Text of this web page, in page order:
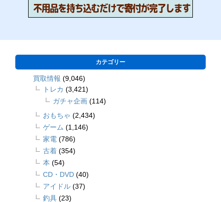
カテゴリー
買取情報 (9,046)
トレカ (3,421)
ガチャ企画 (114)
おもちゃ (2,434)
ゲーム (1,146)
家電 (786)
古着 (354)
本 (54)
CD・DVD (40)
アイドル (37)
釣具 (23)